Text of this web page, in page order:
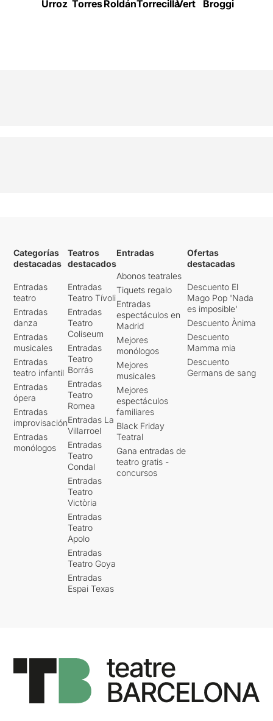
Urroz TorresRoldánTorrecillaVert Broggi
Categorías
destacadas
Entradas
teatro
Entradas
danza
Entradas
musicales
Entradas
teatro infantil
Entradas
ópera
Entradas
improvisación
Entradas
monólogos
Teatros
destacados
Entradas
Teatro Tívoli
Entradas
Teatro
Coliseum
Entradas
Teatro
Borrás
Entradas
Teatro
Romea
Entradas La
Villarroel
Entradas
Teatro
Condal
Entradas
Teatro
Victòria
Entradas
Teatro
Apolo
Entradas
Teatro Goya
Entradas
Espai Texas
Entradas
Abonos teatrales
Tiquets regalo
Entradas
espectáculos en
Madrid
Mejores
monólogos
Mejores
musicales
Mejores
espectáculos
familiares
Black Friday
Teatral
Gana entradas de
teatro gratis -
concursos
Ofertas
destacadas
Descuento El
Mago Pop 'Nada
es imposible'
Descuento Ànima
Descuento
Mamma mia
Descuento
Germans de sang